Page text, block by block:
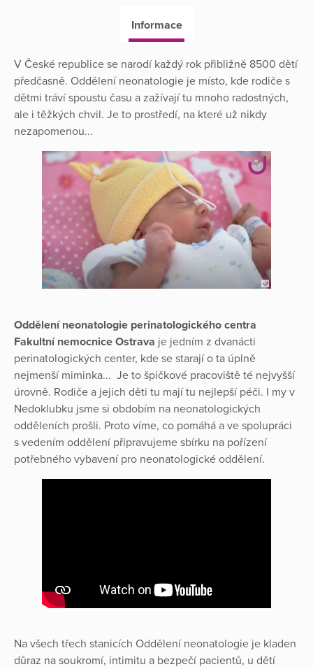
Informace
V České republice se narodí každý rok přibližně 8500 dětí
předčasně. Oddělení neonatologie je místo, kde rodiče s
dětmi tráví spoustu času a zažívají tu mnoho radostných,
ale i těžkých chvil. Je to prostředí, na které už nikdy
nezapomenou...
Oddělení neonatologie perinatologického centra
Fakultní nemocnice Ostrava je jedním z dvanácti
perinatologických center, kde se starají o ta úplně
nejmenší miminka... Je to špičkové pracoviště té nejvyšší
úrovně. Rodiče a jejich děti tu mají tu nejlepší péči. I my v
Nedoklubku jsme si obdobím na neonatologických
odděleních prošli. Proto víme, co pomáhá a ve spolupráci
s vedením oddělení připravujeme sbírku na pořízení
potřebného vybavení pro neonatologické oddělení.
Na všech třech stanicích Oddělení neonatologie je kladen
důraz na soukromí, intimitu a bezpečí pacientů, u dětí